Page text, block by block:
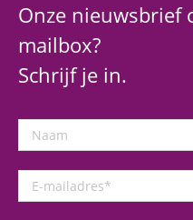
Onze nieuwsbrief
mailbox?
Schrijf je in.
Naam
mailadres